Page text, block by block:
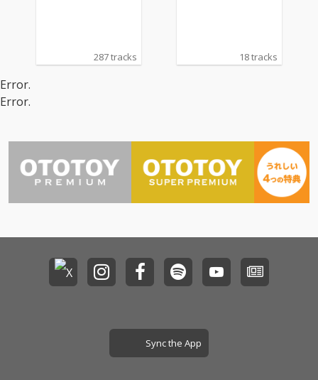
287 tracks 18 tracks
Error.
Error.
Sync the App